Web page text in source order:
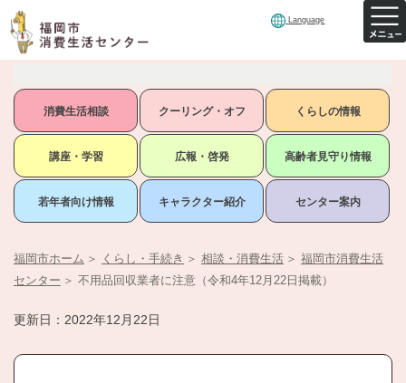
Language
消費生活相談 クーリング・オフ くらしの情報
講座・学習 広報・啓発 高齢者見守り情報
若年者向け情報 キャラクター紹介 センター案内
福岡市ホーム ＞ くらし・手続き ＞ 相談・消費生活 ＞ 福岡市消費生活
センター ＞ 不用品回収業者に注意（令和4年12月22日掲載）
更新日：2022年12月22日